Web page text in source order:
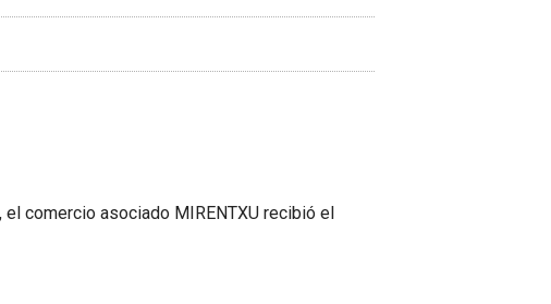
comercio asociado MIRENTXU recibió el